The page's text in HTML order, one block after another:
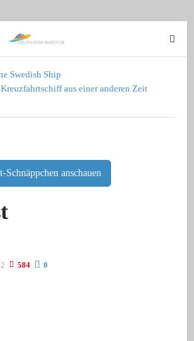
T
o
Swedish Ship
aus einer anderen Zeit
anschauen
584 0